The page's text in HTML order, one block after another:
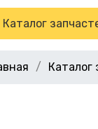
Каталог
Каталог